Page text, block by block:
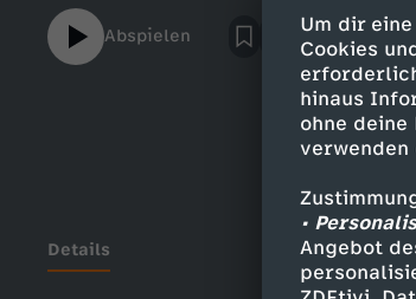
Um dir
Cookies
hinaus
ohne
verwenden
•
Angebot
Abspielen
Details